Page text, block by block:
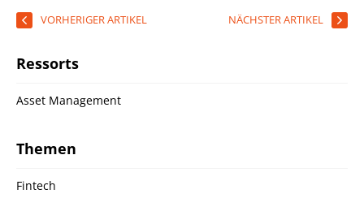
VORHERIGER ARTIKEL NÄCHSTER ARTIKEL
Ressorts
Asset Management
Themen
Fintech